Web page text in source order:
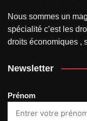
Nous sommes un
spécialité c’est les
droits économiques ,
Newsletter
Prénom